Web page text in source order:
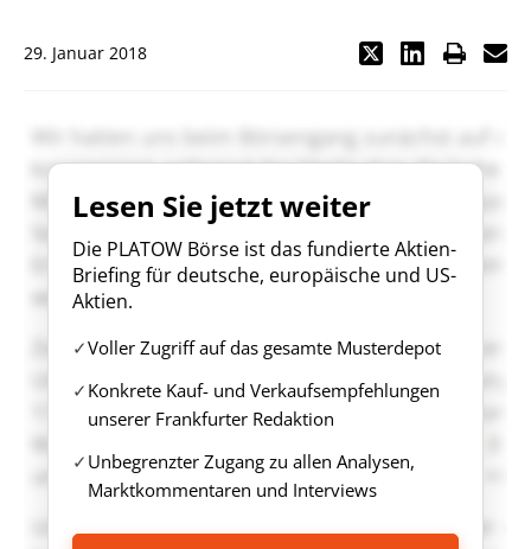
29. Januar 2018
Lesen Sie jetzt weiter
Die PLATOW Börse ist das fundierte Aktien-
Briefing für deutsche, europäische und US-
Aktien.
Voller Zugriff auf das gesamte Musterdepot
Konkrete Kauf- und Verkaufsempfehlungen
unserer Frankfurter Redaktion
Unbegrenzter Zugang zu allen Analysen,
Marktkommentaren und Interviews